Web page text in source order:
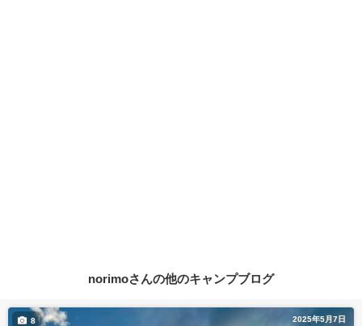
norimoさんの他のキャンプブログ
2025年5月7日
8